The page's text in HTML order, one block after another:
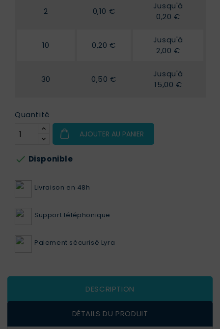
2 0,10 €
Jusqu'à
0,20 €
10 0,20 €
Jusqu'à
2,00 €
30 0,50 €
Jusqu'à
15,00 €
Quantité
AJOUTER AU PANIER
 Disponible
Livraison en 48h
Support téléphonique
Paiement sécurisé Lyra
DESCRIPTION
DÉTAILS DU PRODUIT